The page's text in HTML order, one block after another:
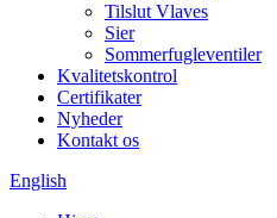
Tilslut Vlaves
Sier
Sommerfugleventiler
Kvalitetskontrol
Certifikater
Nyheder
Kontakt os
English